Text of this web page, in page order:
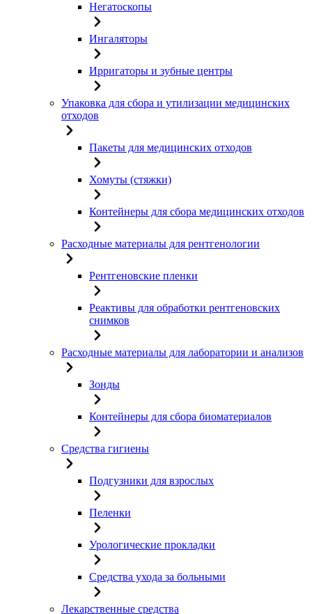
Негатоскопы
Ингаляторы
Ирригаторы и зубные центры
Упаковка для сбора и утилизации медицинских
отходов
Пакеты для медицинских отходов
Хомуты (стяжки)
Контейнеры для сбора медицинских отходов
Расходные материалы для рентгенологии
Рентгеновские пленки
Реактивы для обработки рентгеновских
снимков
Расходные материалы для лаборатории и анализов
Зонды
Контейнеры для сбора биоматериалов
Средства гигиены
Подгузники для взрослых
Пеленки
Урологические прокладки
Средства ухода за больными
Лекарственные средства